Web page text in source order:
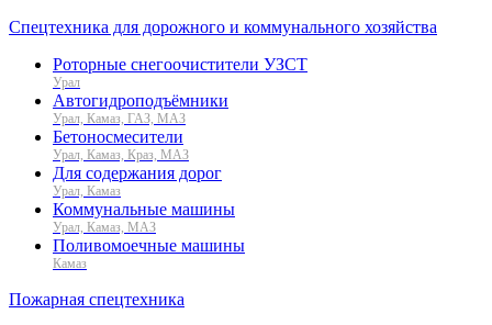
Спецтехника для дорожного и коммунального хозяйства
Роторные снегоочистители УЗСТ
Урал
Автогидроподъёмники
Урал, Камаз, ГАЗ, МАЗ
Бетоносмесители
Урал, Камаз, Краз, МАЗ
Для содержания дорог
Урал, Камаз
Коммунальные машины
Урал, Камаз, МАЗ
Поливомоечные машины
Камаз
Пожарная спецтехника